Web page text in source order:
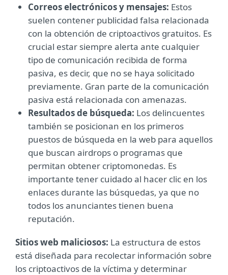
Correos electrónicos y mensajes: Estos
suelen contener publicidad falsa relacionada
con la obtención de criptoactivos gratuitos. Es
crucial estar siempre alerta ante cualquier
tipo de comunicación recibida de forma
pasiva, es decir, que no se haya solicitado
previamente. Gran parte de la comunicación
pasiva está relacionada con amenazas.
Resultados de búsqueda: Los delincuentes
también se posicionan en los primeros
puestos de búsqueda en la web para aquellos
que buscan airdrops o programas que
permitan obtener criptomonedas. Es
importante tener cuidado al hacer clic en los
enlaces durante las búsquedas, ya que no
todos los anunciantes tienen buena
reputación.
Sitios web maliciosos: La estructura de estos
está diseñada para recolectar información sobre
los criptoactivos de la víctima y determinar